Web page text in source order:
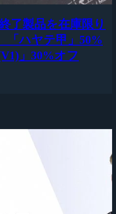
了製品を在庫限り
「ハヤテ甲」50%
」30%オフ